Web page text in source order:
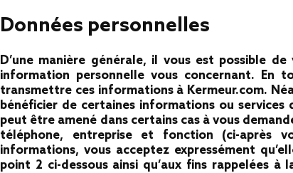
Données personnelles
D’une manière générale, il vous est possible
information personnelle vous concernant. En
transmettre ces informations à Kermeur.com.
bénéficier de certaines informations ou
peut être amené dans certains cas à vous
téléphone, entreprise et fonction (ci-après
informations, vous acceptez expressément
point 2 ci-dessous ainsi qu’aux fins rappelées